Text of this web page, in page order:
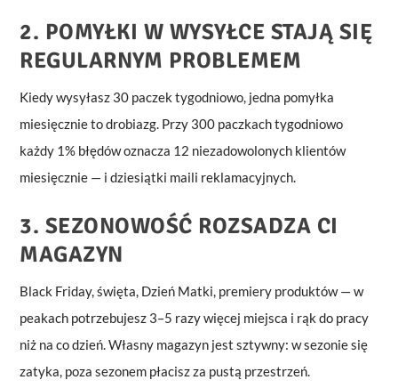
2. POMYŁKI W WYSYŁCE STAJĄ SIĘ
REGULARNYM PROBLEMEM
Kiedy wysyłasz 30 paczek tygodniowo, jedna pomyłka
miesięcznie to drobiazg. Przy 300 paczkach tygodniowo
każdy 1% błędów oznacza 12 niezadowolonych klientów
miesięcznie — i dziesiątki maili reklamacyjnych.
3. SEZONOWOŚĆ ROZSADZA CI
MAGAZYN
Black Friday, święta, Dzień Matki, premiery produktów — w
peakach potrzebujesz 3–5 razy więcej miejsca i rąk do pracy
niż na co dzień. Własny magazyn jest sztywny: w sezonie się
zatyka, poza sezonem płacisz za pustą przestrzeń.